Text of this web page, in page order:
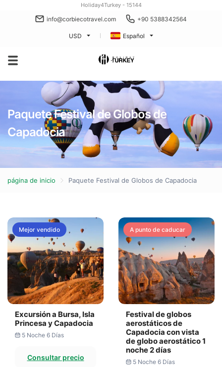
Holiday4Turkey - 15144
info@corbiecotravel.com +90 5388342564
USD Español
Paquete Festival de Globos de
Capadocia
página de inicio Paquete Festival de Globos de Capadocia
Mejor vendido
Excursión a Bursa, Isla
Princesa y Capadocia
5 Noche 6 Días
Consultar precio
A punto de caducar
Festival de globos
aerostáticos de
Capadocia con vista
de globo aerostático 1
noche 2 días
5 Noche 6 Días